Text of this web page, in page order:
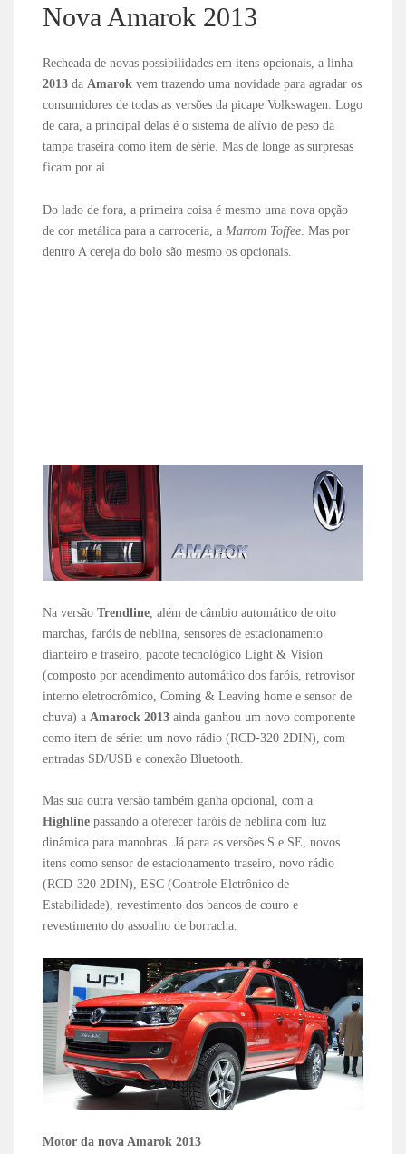
Nova Amarok 2013
Recheada de novas possibilidades em itens opcionais, a linha
2013 daAmarok vem trazendo uma novidade para agradar os
consumidores de todas as versões da picape Volkswagen. Logo
de cara, a principal delas é o sistema de alívio de peso da
tampa traseira como item de série. Mas de longe as surpresas
ficam por ai.
Do lado de fora, a primeira coisa é mesmo uma nova opção
de cor metálica para a carroceria, a Marrom Toffee . Mas por
dentro A cereja do bolo são mesmo os opcionais.
Na versãoTrendline , além de câmbio automático de oito
marchas, faróis de neblina, sensores de estacionamento
dianteiro e traseiro, pacote tecnológico Light & Vision
(composto por acendimento automático dos faróis, retrovisor
interno eletrocrômico, Coming & Leaving home e sensor de
chuva) a Amarock 2013 ainda ganhou um novo componente
como item de série: um novo rádio (RCD-320 2DIN), com
entradas SD/USB e conexão Bluetooth.
Mas sua outra versão também ganha opcional, com a
Highline passando a oferecer faróis de neblina com luz
dinâmica para manobras. Já para as versões S e SE, novos
itens como sensor de estacionamento traseiro, novo rádio
(RCD-320 2DIN), ESC (Controle Eletrônico de
Estabilidade), revestimento dos bancos de couro e
revestimento do assoalho de borracha.
Motor da nova Amarok 2013